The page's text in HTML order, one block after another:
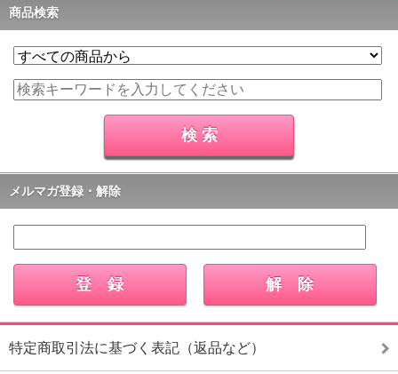
商品検索
メルマガ登録・解除
特定商取引法に基づく表記（返品など）